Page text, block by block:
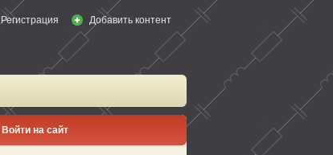
Регистрация Добавить контент
Войти на сайт